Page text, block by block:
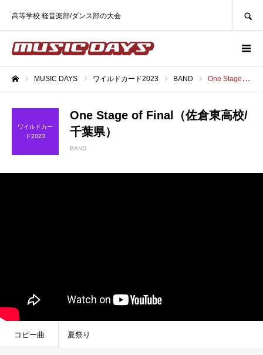
高等学校 軽音楽部/ダンス部の大会
MUSIC DAYS ワイルドカード2023 BAND One Stage of Final（佐倉東高校/千葉県）
ワイルドカー
ド2023
One Stage of Final（佐倉東高校/
千葉県）
BAND
コピー曲 夏祭り